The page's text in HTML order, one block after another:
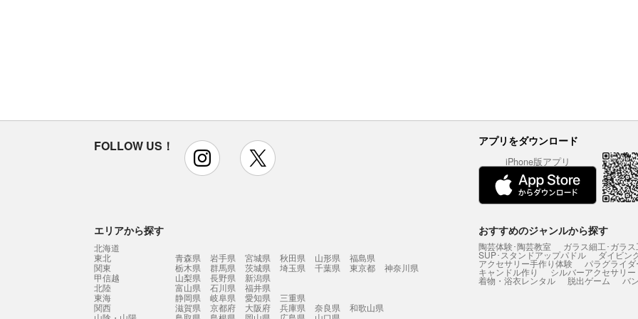
FOLLOW US！ instagram アプリをダウンロード
iPhone版アプリ
エリアから探す
北海道
東北
青森県 岩手県 宮城県 秋田県 山形県
福島県
関東
栃木県 群馬県 茨城県 埼玉県 千葉県 東京都
神奈川県
甲信越
山梨県 長野県
新潟県
北陸
富山県 石川県
福井県
東海
静岡県 岐阜県 愛知県
三重県
関西
滋賀県 京都府 大阪府 兵庫県 奈良県
和歌山県
おすすめのジャンルから探す
陶芸体験･陶芸教室 ガラス細工･ガラ
SUP･スタンドアップパドル ダイビン
アクセサリー手作り体験 パラグライダ
キャンドル作り シルバーアクセサリ
着物・浴衣レンタル 脱出ゲーム バ